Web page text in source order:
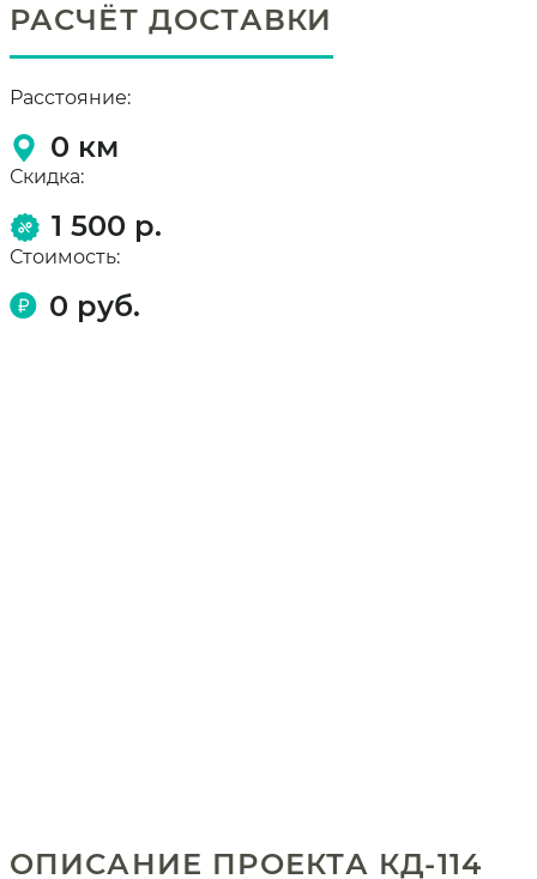
РАСЧЁТ ДОСТАВКИ
Расстояние:
0 км
Скидка:
1 500 р.
Стоимость:
0 руб.
ОПИСАНИЕ ПРОЕКТА КД-114